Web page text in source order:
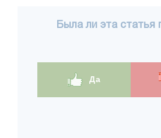
Была ли эта статья
Да